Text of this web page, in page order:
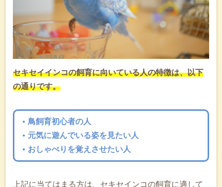
セキセイインコの飼育に向いている人の特徴は、以下
の通りです。
鳥飼育初心者の人
元気に遊んでいる姿を見たい人
おしゃべりを覚えさせたい人
上記に当てはまる方は、セキセインコの飼育に適して